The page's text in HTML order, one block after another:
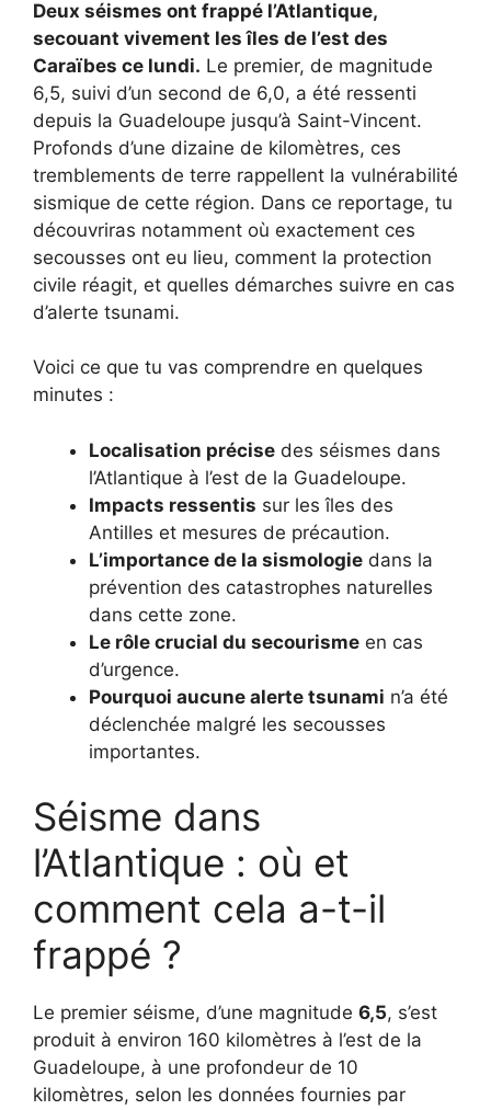
Deux séismes ont frappé l’Atlantique,
secouant vivement les îles de l’est des
Caraïbes ce lundi. Le premier, de magnitude
6,5, suivi d’un second de 6,0, a été ressenti
depuis la Guadeloupe jusqu’à Saint-Vincent.
Profonds d’une dizaine de kilomètres, ces
tremblements de terre rappellent la vulnérabilité
sismique de cette région. Dans ce reportage, tu
découvriras notamment où exactement ces
secousses ont eu lieu, comment la protection
civile réagit, et quelles démarches suivre en cas
d’alerte tsunami.
Voici ce que tu vas comprendre en quelques
minutes :
Localisation précise des séismes dans
l’Atlantique à l’est de la Guadeloupe.
Impacts ressentis sur les îles des
Antilles et mesures de précaution.
L’importance de la sismologie dans la
prévention des catastrophes naturelles
dans cette zone.
Le rôle crucial du secourisme en cas
d’urgence.
Pourquoi aucune alerte tsunami n’a été
déclenchée malgré les secousses
importantes.
Séisme dans
l’Atlantique : où et
comment cela a-t-il
frappé ?
Le premier séisme, d’une magnitude 6,5, s’est
produit à environ 160 kilomètres à l’est de la
Guadeloupe, à une profondeur de 10
kilomètres, selon les données fournies par